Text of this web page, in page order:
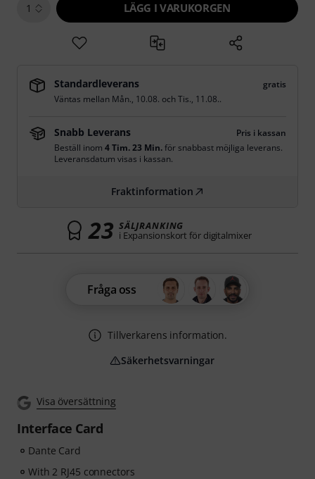
Visa översättning
Interface Card
Dante Card
With 2 RJ45 connectors
1 LÄGG I VARUKORGEN
Standardleverans
gratis
Väntas mellan Mån., 10.08. ochTis., 11.08..
Snabb Leverans
Pris i kassan
Beställ inom 4 Tim. 23 Min.för snabbast möjliga leverans.
Leveransdatum visas i kassan.
Fraktinformation
23 SÄLJRANKING
i Expansionskort för digitalmixer
Fråga oss
Tillverkarens information.
Säkerhetsvarningar